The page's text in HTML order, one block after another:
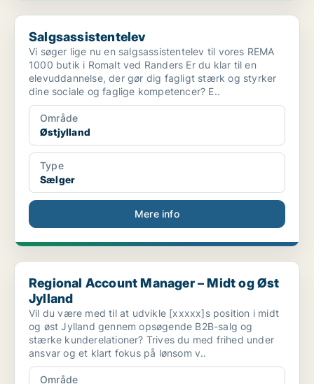
Salgsassistentelev
Salgsassistentelev
Vi søger lige nu en salgsassistentelev til vores REMA
1000 butik i Romalt ved Randers Er du klar til en
elevuddannelse, der gør dig fagligt stærk og styrker
dine sociale og faglige kompetencer? E..
Område
Østjylland
Type
Sælger
Mere info
Regional Account Manager – Midt og Øst Jylland
Regional Account Manager – Midt og Øst
Jylland
Vil du være med til at udvikle [xxxxx]s position i midt
og øst Jylland gennem opsøgende B2B-salg og
stærke kunderelationer? Trives du med frihed under
ansvar og et klart fokus på lønsom v..
Område